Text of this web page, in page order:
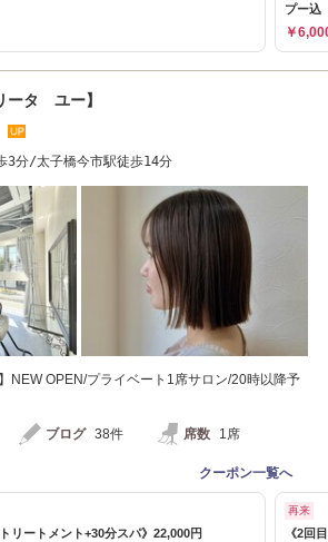
プー込
￥
ータ ユー】
3分/太子橋今市駅徒歩14分
NEW OPEN/プライベート1席サロン/20時以降予
ブログ 38件 席数 1席
クーポン一覧へ
リートメント+30分スパ》22,000円
再来
《2回